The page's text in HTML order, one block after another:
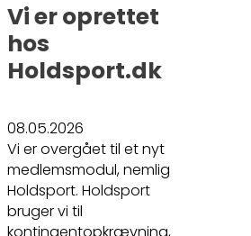
Vi er oprettet
hos
Holdsport.dk
08.05.2026
Vi er overgået til et nyt
medlemsmodul, nemlig
Holdsport. Holdsport
bruger vi til